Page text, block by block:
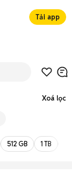
Tải app
Xoá lọc
512 GB 1 TB